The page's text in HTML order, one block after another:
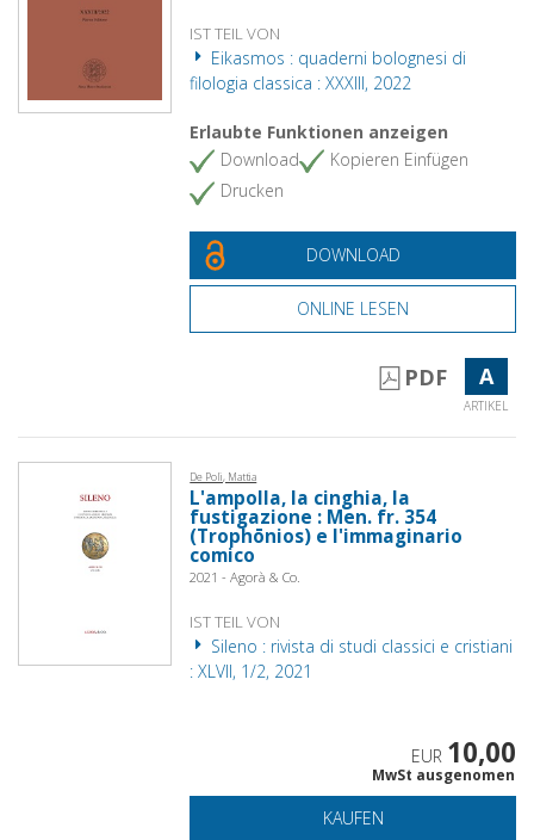
IST TEIL VON
Eikasmos : quaderni bolognesi di
filologia classica : XXXIII, 2022
Erlaubte Funktionen anzeigen
Download
Kopieren Einfügen
Drucken
DOWNLOAD
ONLINE LESEN
PDF A
ARTIKEL
De Poli, Mattia
L'ampolla, la cinghia, la
fustigazione : Men. fr. 354
(Trophōnios) e l'immaginario
comico
2021 - Agorà & Co.
IST TEIL VON
Sileno : rivista di studi classici e cristiani
: XLVII, 1/2, 2021
EUR 10,00
MwSt ausgenomen
KAUFEN